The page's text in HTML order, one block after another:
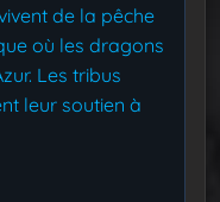
de la pêche
où les dragons
Les tribus
leur soutien à